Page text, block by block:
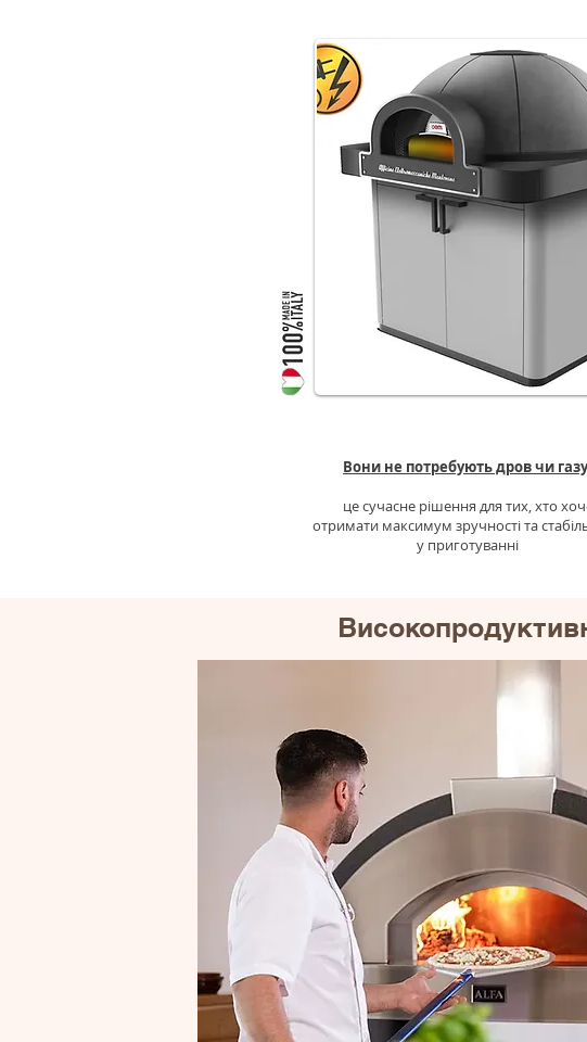
Вони не потребують дров чи
це сучасне рішення для тих, хто
отримати максимум зручності та
у приготуванні